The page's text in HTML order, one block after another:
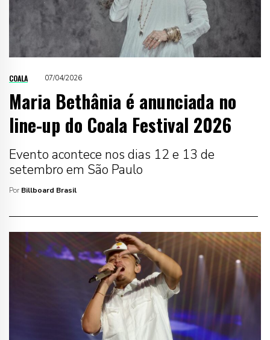
COALA 07/04/2026
Maria Bethânia é anunciada no
line-up do Coala Festival 2026
Evento acontece nos dias 12 e 13 de
setembro em São Paulo
Por Billboard Brasil